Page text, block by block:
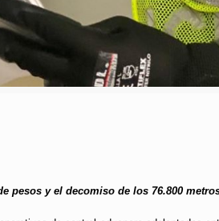
pesos y el decomiso de los 76.800